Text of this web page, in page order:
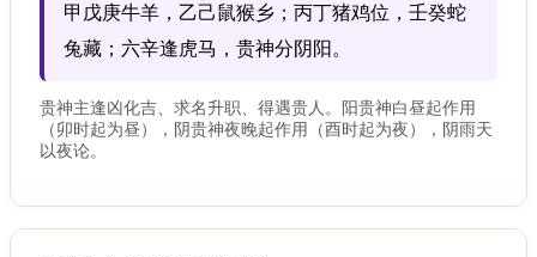
甲戊庚牛羊，乙己鼠猴乡；丙丁猪鸡位，壬癸蛇
兔藏；六辛逢虎马，贵神分阴阳。
贵神主逢凶化吉、求名升职、得遇贵人。阳贵神白昼起作用
（卯时起为昼），阴贵神夜晚起作用（酉时起为夜），阴雨天
以夜论。